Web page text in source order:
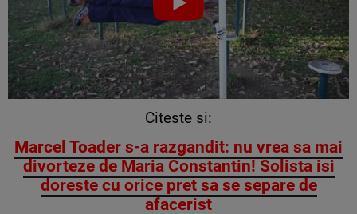
Citeste si:
Marcel Toader s-a razgandit: nu vrea sa mai
divorteze de Maria Constantin! Solista isi
doreste cu orice pret sa se separe de
afacerist